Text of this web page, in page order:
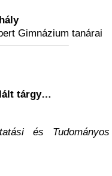
Gimnázium tanárai
tárgy…
és Tudományos